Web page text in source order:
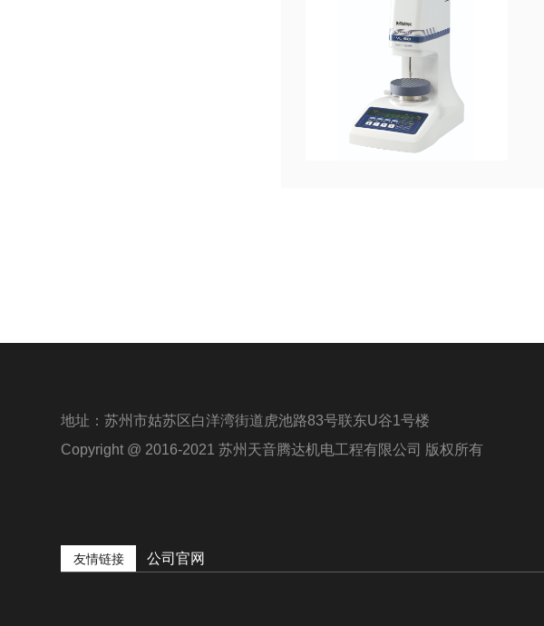
地址：苏州市姑苏区白洋湾街道虎池路83号联东U谷1号楼
Copyright @ 2016-2021 苏州天音腾达机电工程有限公司 版权所有
友情链接 公司官网